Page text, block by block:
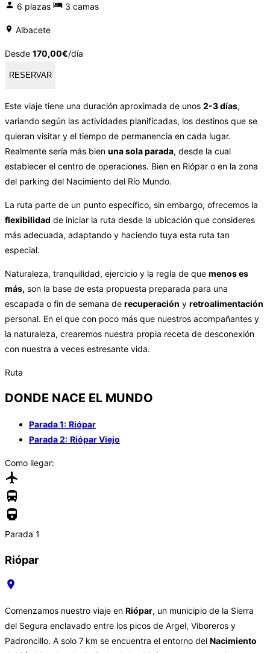
6 plazas 3 camas
Albacete
Desde 170,00€/día
RESERVAR
Este viaje tiene una duración aproximada de unos 2-3 días,
variando según las actividades planificadas, los destinos que se
quieran visitar y el tiempo de permanencia en cada lugar.
Realmente sería más bien una sola parada, desde la cual
establecer el centro de operaciones. Bien en Riópar o en la zona
del parking del Nacimiento del Río Mundo.
La ruta parte de un punto específico, sin embargo, ofrecemos la
flexibilidad de iniciar la ruta desde la ubicación que consideres
más adecuada, adaptando y haciendo tuya esta ruta tan
especial.
Naturaleza, tranquilidad, ejercicio y la regla de que menos es
más, son la base de esta propuesta preparada para una
escapada o fin de semana de recuperación y retroalimentación
personal. En el que con poco más que nuestros acompañantes y
la naturaleza, crearemos nuestra propia receta de desconexión
con nuestra a veces estresante vida.
Ruta
DONDE NACE EL MUNDO
Parada 1: Riópar
Parada 2: Riópar Viejo
Como llegar:
Parada 1
Riópar
Comenzamos nuestro viaje en Riópar, un municipio de la Sierra
del Segura enclavado entre los picos de Argel, Viboreros y
Padroncillo. A solo 7 km se encuentra el entorno del Nacimiento